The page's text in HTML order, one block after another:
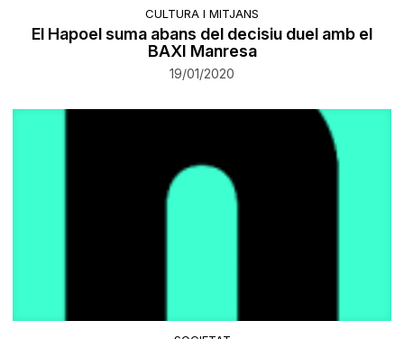
CULTURA I MITJANS
El Hapoel suma abans del decisiu duel amb el
BAXI Manresa
19/01/2020